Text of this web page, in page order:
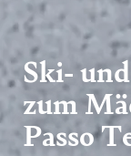
Ski-
zum
Passo